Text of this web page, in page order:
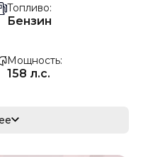
Топливо
Бензин
Мощность
158 л.с.
116 кВ